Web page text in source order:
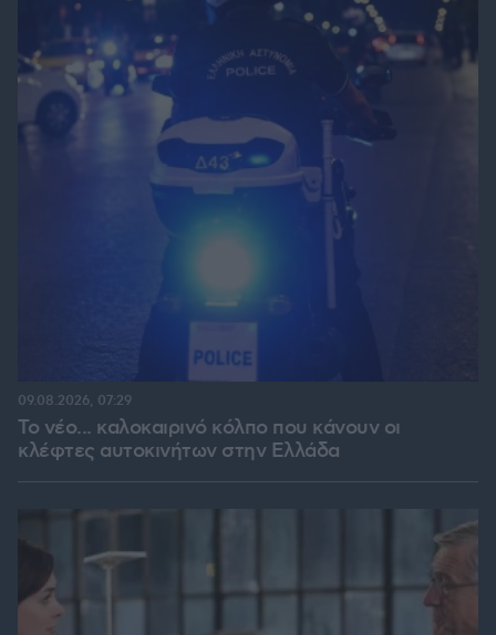
Το νέο... καλοκαιρινό κόλπο που κάνουν οι
κλέφτες αυτοκινήτων στην Ελλάδα
09.08.2026, 07:29